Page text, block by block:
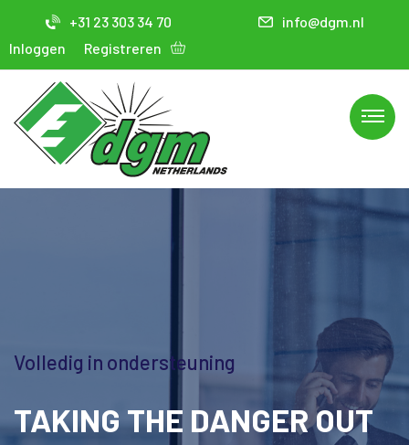
+31 23 303 34 70
info@dgm.nl
Inloggen
Registreren
Volledig in ondersteuning
TAKING THE DANGEROUT